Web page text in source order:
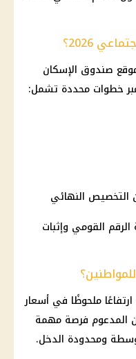
2026؟
موقع صندوق الإسكان
عبر خطوات محددة تشمل:
التخصيص النهائي
القومي وإثبات
ملحوظًا في أسعار
المدعوم فرصة مهمة
ومحدودة الدخل.